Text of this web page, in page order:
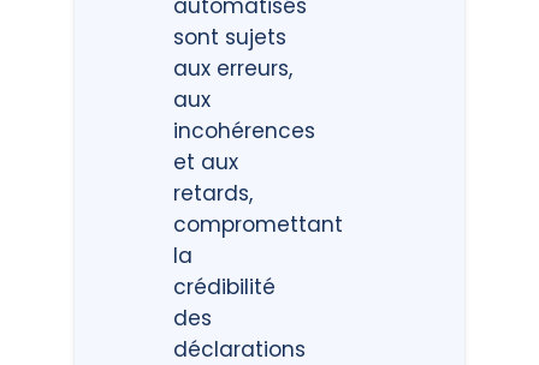
automatisés
sont sujets
aux erreurs,
aux
incohérences
et aux
retards,
compromettant
la
crédibilité
des
déclarations